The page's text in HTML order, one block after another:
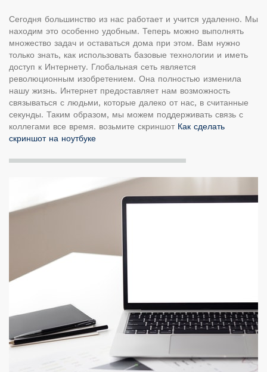
Сегодня большинство из нас работает и учится удаленно. Мы
находим это особенно удобным. Теперь можно выполнять
множество задач и оставаться дома при этом. Вам нужно
только знать, как использовать базовые технологии и иметь
доступ к Интернету. Глобальная сеть является
революционным изобретением. Она полностью изменила
нашу жизнь. Интернет предоставляет нам возможность
связываться с людьми, которые далеко от нас, в считанные
секунды. Таким образом, мы можем поддерживать связь с
коллегами все время. возьмите скриншот Как сделать
скриншот на ноутбуке